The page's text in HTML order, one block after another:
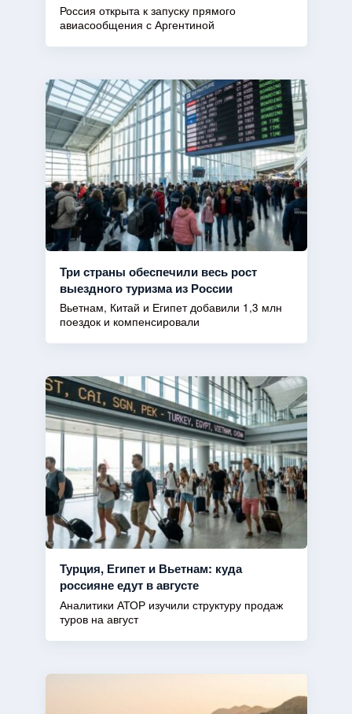
Россия открыта к запуску прямого
авиасообщения с Аргентиной
Три страны обеспечили весь рост
выездного туризма из России
Вьетнам, Китай и Египет добавили 1,3 млн
поездок и компенсировали
Турция, Египет и Вьетнам: куда
россияне едут в августе
Аналитики АТОР изучили структуру продаж
туров на август